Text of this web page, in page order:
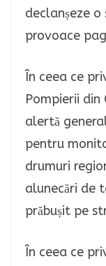
declanșeze o
provoace
În ceea ce
Pompierii
alertă
pentru
drumuri
alunecări de
prăbușit pe
În ceea ce